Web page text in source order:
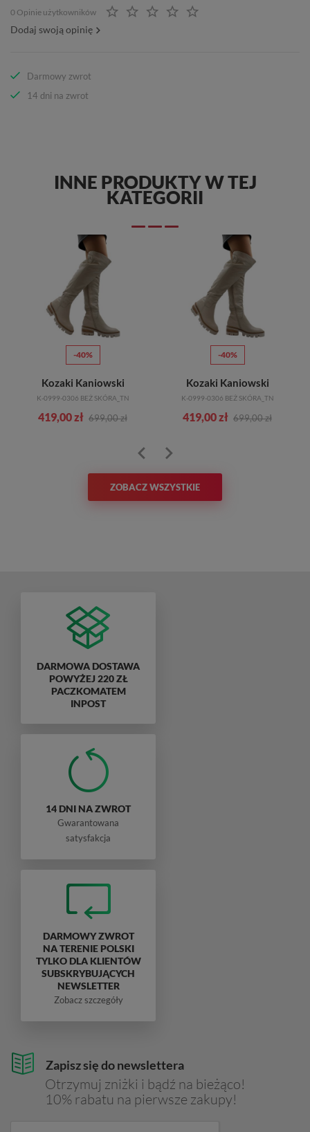
0 Opinie użytkowników
Dodaj swoją opinię
Darmowy zwrot
14 dni na zwrot
INNE PRODUKTY W TEJ
KATEGORII
-40%
Kozaki Kaniowski
K-0999-0306 BEŻ SKÓRA_TN
419,00 zł 699,00 zł
-40%
Kozaki Kaniowski
K-0999-0306 BEŻ SKÓRA_TN
419,00 zł 699,00 zł
ZOBACZ WSZYSTKIE
Zapisz się do newslettera
Otrzymuj zniżki i bądź na bieżąco!
10% rabatu na pierwsze zakupy!
DARMOWA DOSTAWA
POWYŻEJ 220 ZŁ
PACZKOMATEM
INPOST
14 DNI NA ZWROT
Gwarantowana
satysfakcja
DARMOWY ZWROT
NA TERENIE POLSKI
TYLKO DLA KLIENTÓW
SUBSKRYBUJĄCYCH
NEWSLETTER
Zobacz szczegóły